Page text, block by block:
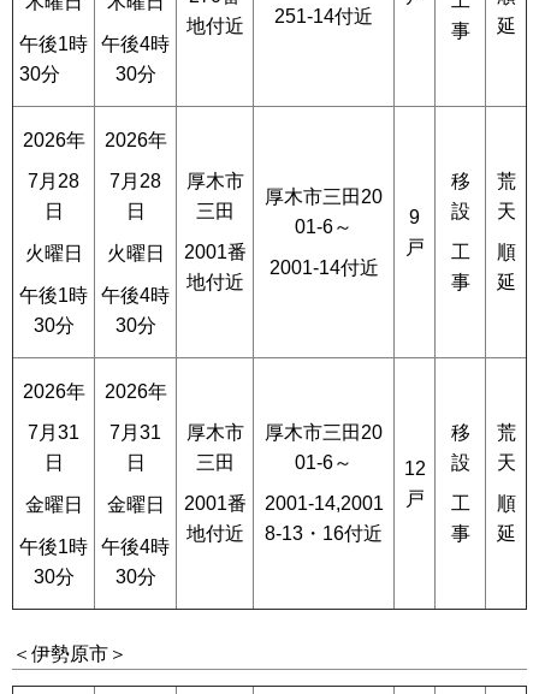
午後1時
30分
午後4時
30分
地付近
251-14付近
事
延
2026年
7月28
日
火曜日
午後1時
30分
2026年
7月28
日
火曜日
午後4時
30分
厚木市
三田
2001番
地付近
厚木市三田20
01-6～
2001-14付近
9
戸
移
設
工
事
荒
天
順
延
2026年
7月31
日
金曜日
午後1時
30分
2026年
7月31
日
金曜日
午後4時
30分
厚木市
三田
2001番
地付近
厚木市三田20
01-6～
2001-14,2001
8-13・16付近
12
戸
移
設
工
事
荒
天
順
延
＜伊勢原市＞